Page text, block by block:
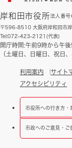
岸和田市役所法人番
〒596-8510 大阪府岸和田市
Tel:072-423-2121(代表)
開庁時間:午前9時から午
（土曜日、日曜日、祝日
利用案内 サイト
アクセシビリティ
市役所への行き方・
市政へのご意見・ご